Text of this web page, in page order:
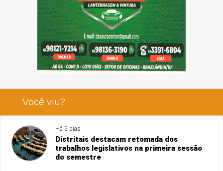
Você viu?
Há 5 dias
Distritais destacam retomada dos
trabalhos legislativos na primeira sessão
do semestre